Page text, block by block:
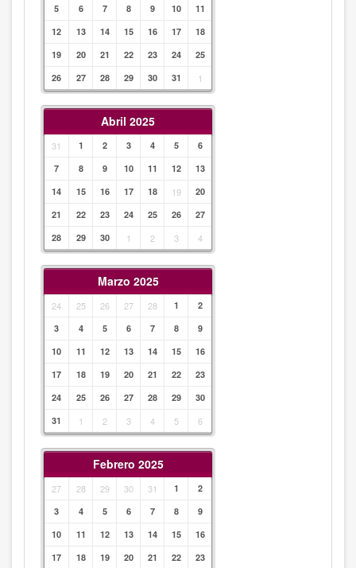
5 6 7 8 9 10
11
12
13 14 15 16 17
18
19
20 21 22 23 24
25
26
27 28 29 30 31 1
Abril 2025
31 1 2 3 4 5
6
7
8 9 10 11 12
13
14
15 16 17 18 19
20
21
22 23 24 25 26
27
28
29 30 1 2 3 4
Marzo 2025
24 25 26 27 28 1
2
3
4 5 6 7 8
9
10
11 12 13 14 15
16
17
18 19 20 21 22
23
24
25 26 27 28 29
30
31
1 2 3 4 5 6
Febrero 2025
27 28 29 30 31 1
2
3
4 5 6 7 8
9
10
11 12 13 14 15
16
17
18 19 20 21 22
23